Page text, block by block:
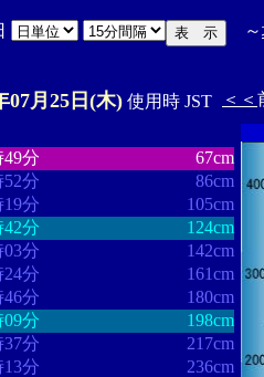
～
07月25日(木) 使用時 JST ＜＜
49分
67cm
52分
86cm
19分
105cm
42分
124cm
03分
142cm
24分
161cm
46分
180cm
09分
198cm
37分
217cm
13分
236cm